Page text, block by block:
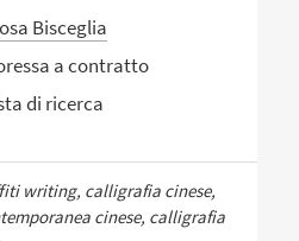
Bisceglia
a contratto
di ricerca
writing, calligrafia cinese,
cinese, calligrafia